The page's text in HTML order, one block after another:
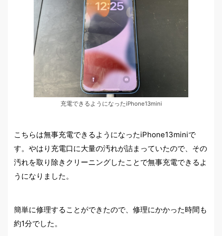
充電できるようになったiPhone13mini
こちらは無事充電できるようになったiPhone13miniで
す。やはり充電口に大量の汚れが詰まっていたので、その
汚れを取り除きクリーニングしたことで無事充電できるよ
うになりました。
簡単に修理することができたので、修理にかかった時間も
約1分でした。